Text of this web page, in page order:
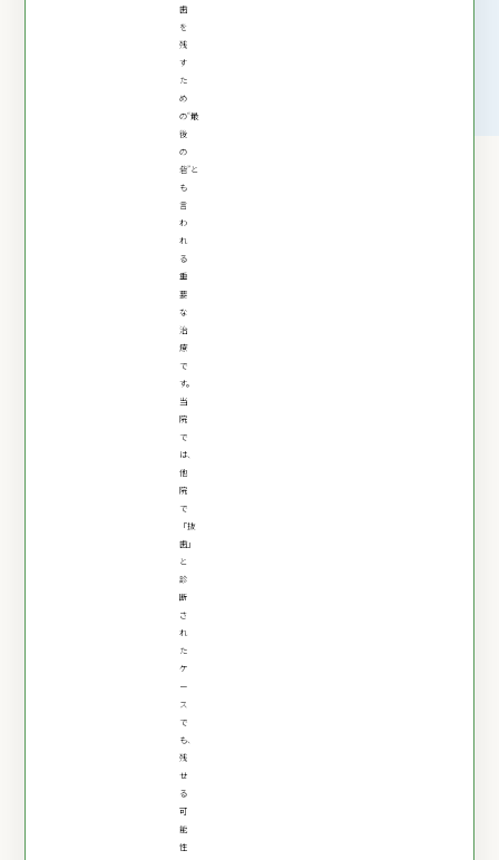
歯
を
残
す
た
め
の“最
後
の
砦”と
も
言
わ
れ
る
重
要
な
治
療
で
す。
当
院
で
は、
他
院
で
「抜
歯」
と
診
断
さ
れ
た
ケ
ー
ス
で
も、
残
せ
る
可
能
性